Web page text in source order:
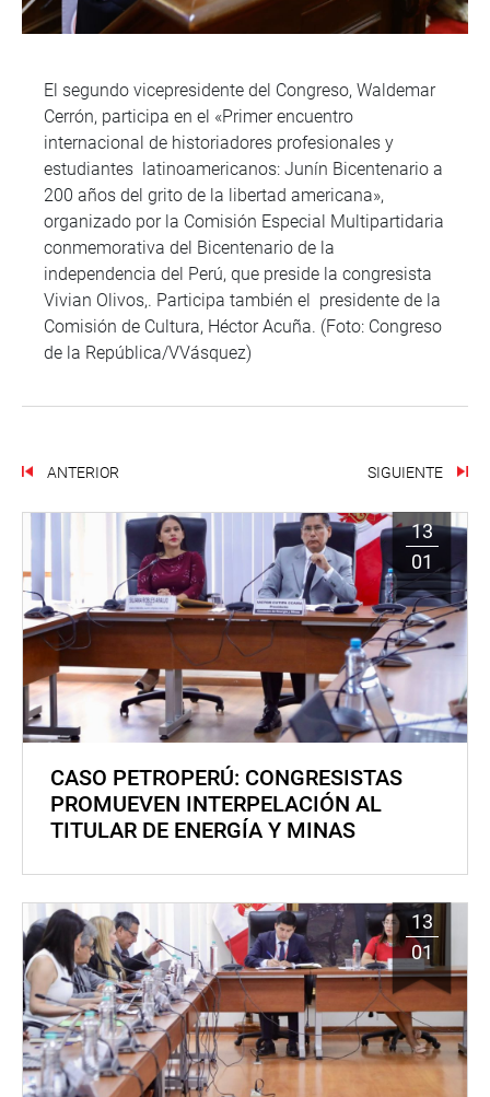
El segundo vicepresidente del Congreso, Waldemar
Cerrón, participa en el «Primer encuentro
internacional de historiadores profesionales y
estudiantes latinoamericanos: Junín Bicentenario a
200 años del grito de la libertad americana»,
organizado por la Comisión Especial Multipartidaria
conmemorativa del Bicentenario de la
independencia del Perú, que preside la congresista
Vivian Olivos,. Participa también el presidente de la
Comisión de Cultura, Héctor Acuña. (Foto: Congreso
de la República/VVásquez)
ANTERIOR SIGUIENTE
13
01
CASO PETROPERÚ: CONGRESISTAS
PROMUEVEN INTERPELACIÓN AL
TITULAR DE ENERGÍA Y MINAS
13
01